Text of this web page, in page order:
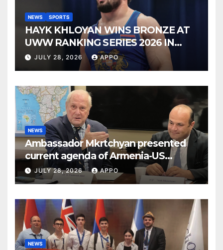
NEWS SPORTS
HAYK KHLOYAN WINS BRONZE AT
UWW RANKING SERIES 2026 IN
BUDAPEST
JULY 28, 2026 APPO
NEWS
Ambassador Mkrtchyan presented
current agenda of Armenia-US
relations at American Foreign Policy
Council
JULY 28, 2026 APPO
NEWS